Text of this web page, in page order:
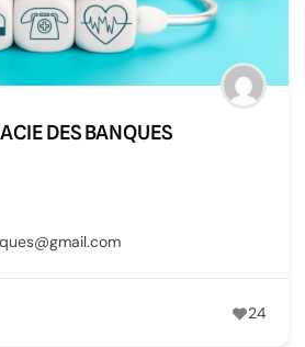
DES BANQUES
24